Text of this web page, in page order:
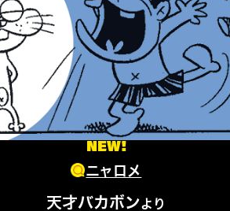
NEW!
ニャロメ
天才バカボンより